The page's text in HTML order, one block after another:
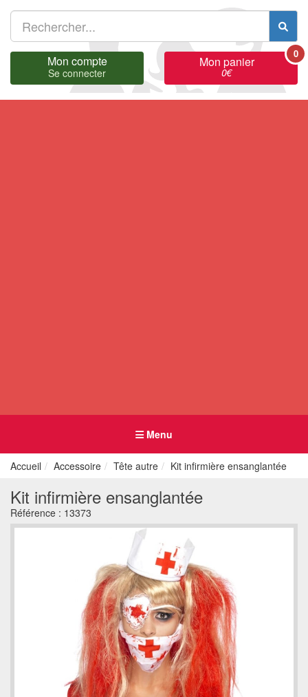
Mon compte
Se connecter
Mon panier
0€
0
Menu
Accueil Accessoire Tête autre Kit infirmière ensanglantée
Kit infirmière ensanglantée
Référence : 13373